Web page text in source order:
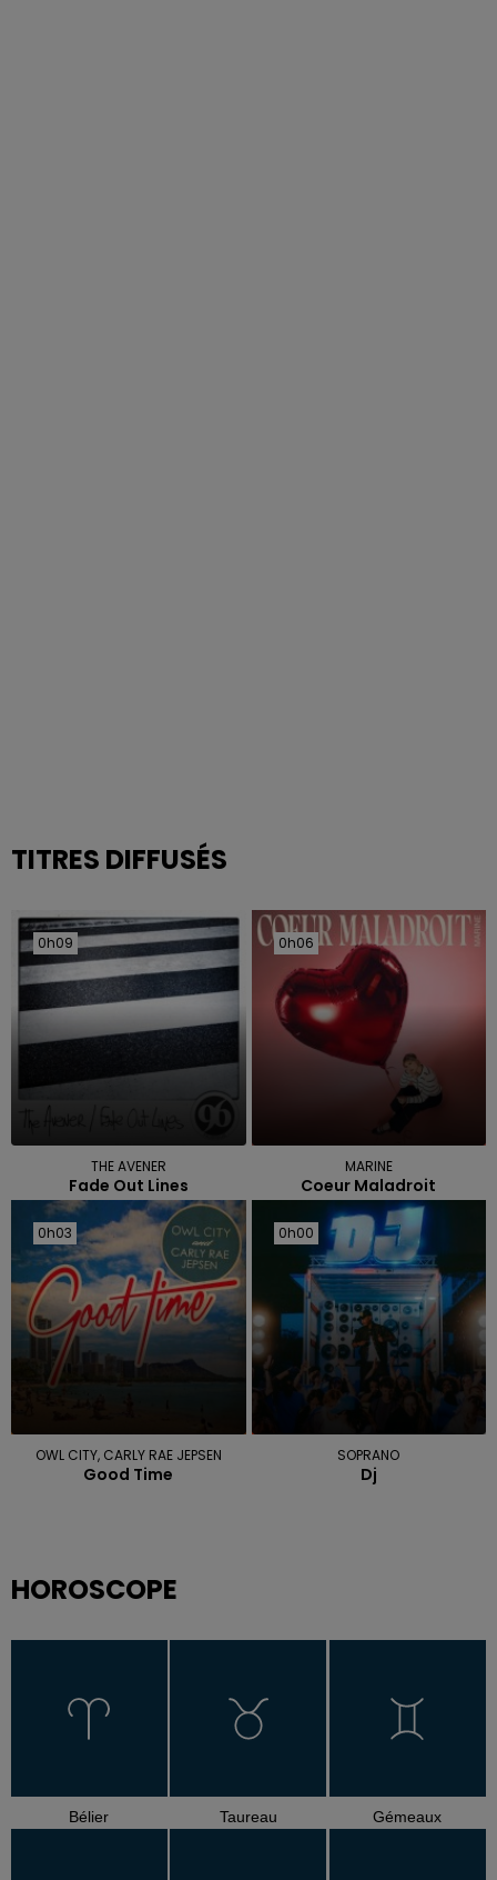
TITRES DIFFUSÉS
0h09
0h09
THE AVENER
Fade Out Lines
0h06
0h06
MARINE
Coeur Maladroit
0h03
0h03
OWL CITY, CARLY RAE JEPSEN
Good Time
0h00
0h00
SOPRANO
Dj
HOROSCOPE
Bélier Taureau Gémeaux